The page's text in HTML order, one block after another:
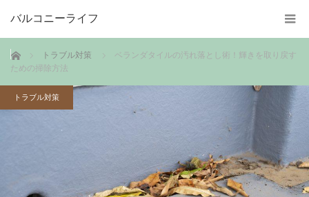
バルコニーライフ
ホーム トラブル対策
ベランダタイルの汚れ落とし術！輝きを取り戻す
ための掃除方法
トラブル対策